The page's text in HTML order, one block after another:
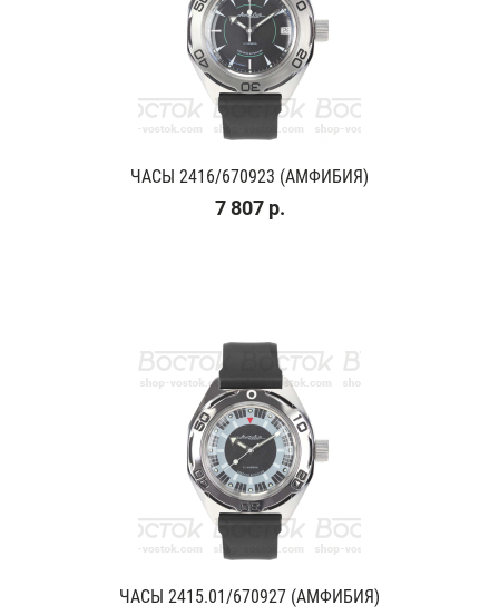
ЧАСЫ 2416/670923 (АМФИБИЯ)
7 807 р.
ЧАСЫ 2415.01/670927 (АМФИБИЯ)